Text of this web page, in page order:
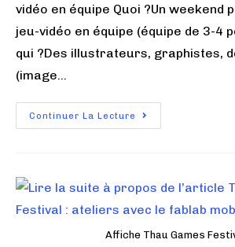
vidéo en équipe Quoi ?Un weekend
jeu-vidéo en équipe (équipe de 3-4
qui ?Des illustrateurs, graphistes,
(image…
Continuer La Lecture
Affiche Thau Games